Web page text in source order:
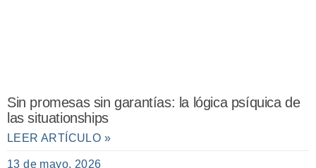
Sin promesas sin garantías: la lógica psíquica de
las situationships
LEER ARTÍCULO »
13 de mayo, 2026